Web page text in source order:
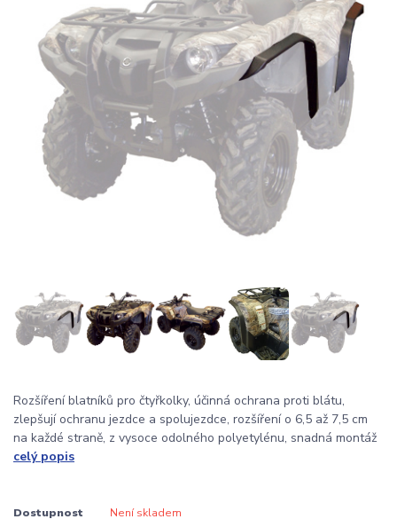
Rozšíření blatníků pro čtyřkolky, účinná ochrana proti blátu,
zlepšují ochranu jezdce a spolujezdce, rozšíření o 6,5 až 7,5 cm
na každé straně, z vysoce odolného polyetylénu, snadná montáž
celý popis
Dostupnost Není skladem